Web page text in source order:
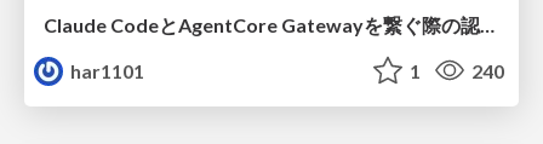
har1101
1 240